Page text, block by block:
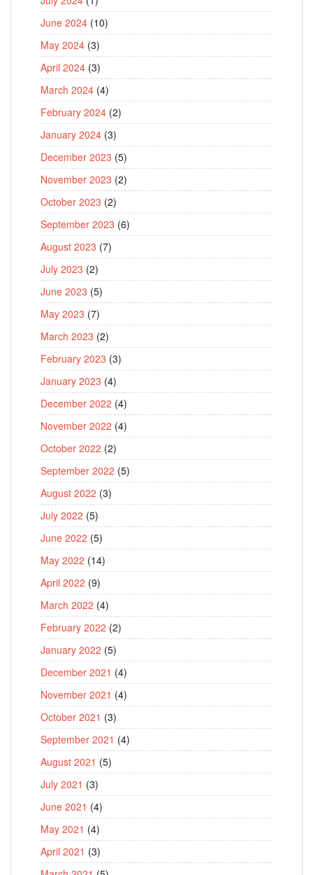
June 2024 (10)
May 2024 (3)
April 2024 (3)
March 2024 (4)
February 2024 (2)
January 2024 (3)
December 2023 (5)
November 2023 (2)
October 2023 (2)
September 2023 (6)
August 2023 (7)
July 2023 (2)
June 2023 (5)
May 2023 (7)
March 2023 (2)
February 2023 (3)
January 2023 (4)
December 2022 (4)
November 2022 (4)
October 2022 (2)
September 2022 (5)
August 2022 (3)
July 2022 (5)
June 2022 (5)
May 2022 (14)
April 2022 (9)
March 2022 (4)
February 2022 (2)
January 2022 (5)
December 2021 (4)
November 2021 (4)
October 2021 (3)
September 2021 (4)
August 2021 (5)
July 2021 (3)
June 2021 (4)
May 2021 (4)
April 2021 (3)